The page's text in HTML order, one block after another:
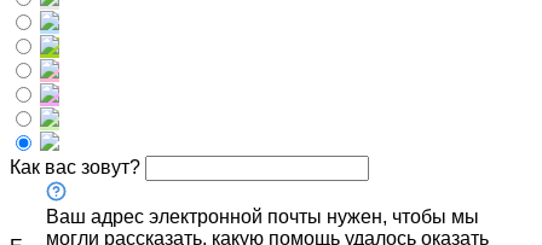
Как вас зовут?
Ваш адрес электронной почты нужен, чтобы мы
могли рассказать, какую помощь удалось оказать